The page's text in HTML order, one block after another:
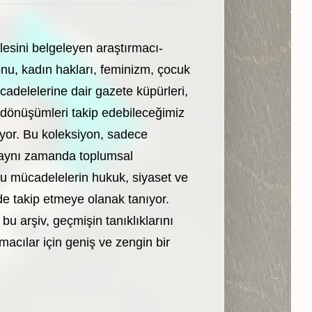
belgeleyen araştırmacı-
kadın hakları, feminizm, çocuk
dair gazete küpürleri,
takip edebileceğimiz
Bu koleksiyon, sadece
zamanda toplumsal
mücadelelerin hukuk, siyaset ve
takip etmeye olanak tanıyor.
arşiv, geçmişin tanıklıklarını
için geniş ve zengin bir